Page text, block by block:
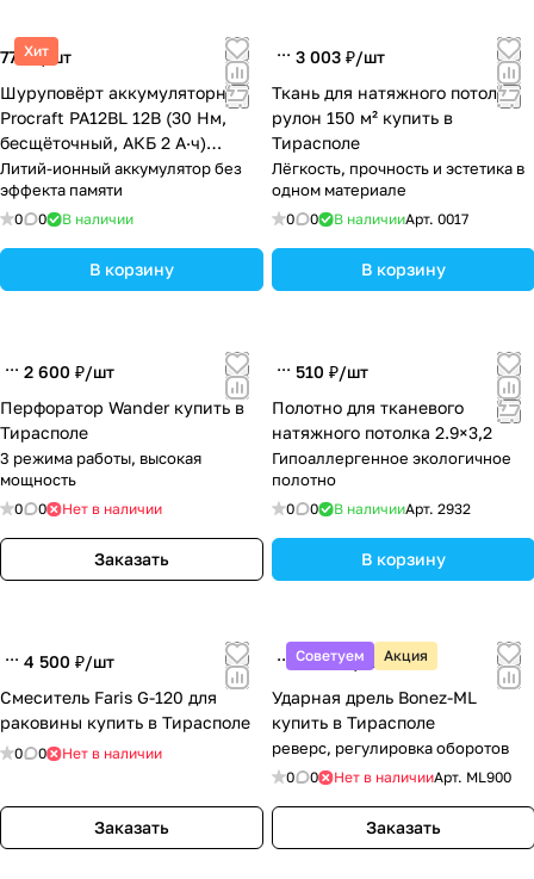
Хит
770 ₽/ шт
Шуруповёрт аккумуляторный
Procraft PA12BL 12В (30 Нм,
бесщёточный, АКБ 2 А·ч)
купить в Тирасполе
Литий-ионный аккумулятор без
эффекта памяти
0 0 В наличии
В корзину
3 003 ₽/шт
Ткань для натяжного потолка,
рулон 150 м² купить в
Тирасполе
Лёгкость, прочность и эстетика в
одном материале
0 0 В наличииАрт. 0017
В корзину
2 600 ₽/шт
Перфоратор Wander купить в
Тирасполе
3 режима работы, высокая
мощность
0 0 Нет в наличии
Заказать
510 ₽/шт
Полотно для тканевого
натяжного потолка 2.9×3,2
Гипоаллергенное экологичное
полотно
0 0 В наличииАрт. 2932
В корзину
4 500 ₽/шт
Смеситель Faris G-120 для
раковины купить в Тирасполе
0 0 Нет в наличии
Заказать
Советуем Акция
1 200 ₽/шт
Ударная дрель Bonez-ML
купить в Тирасполе
реверс, регулировка оборотов
0 0 Нет в наличииАрт. ML900
Заказать